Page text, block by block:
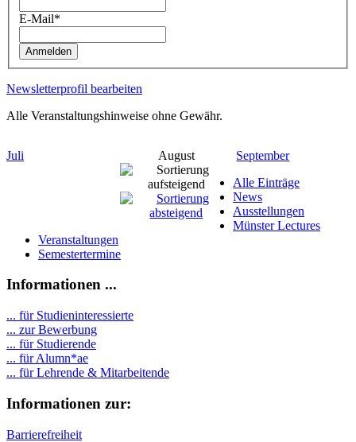
E-Mail*
Anmelden
Newsletterprofil bearbeiten
Alle Veranstaltungshinweise ohne Gewähr.
Juli August
September
Alle Einträge
News
Ausstellungen
Münster Lectures
Veranstaltungen
Semestertermine
Informationen ...
... für Studieninteressierte
... zur Bewerbung
... für Studierende
... für Alumn*ae
... für Lehrende & Mitarbeitende
Informationen zur:
Barrierefreiheit